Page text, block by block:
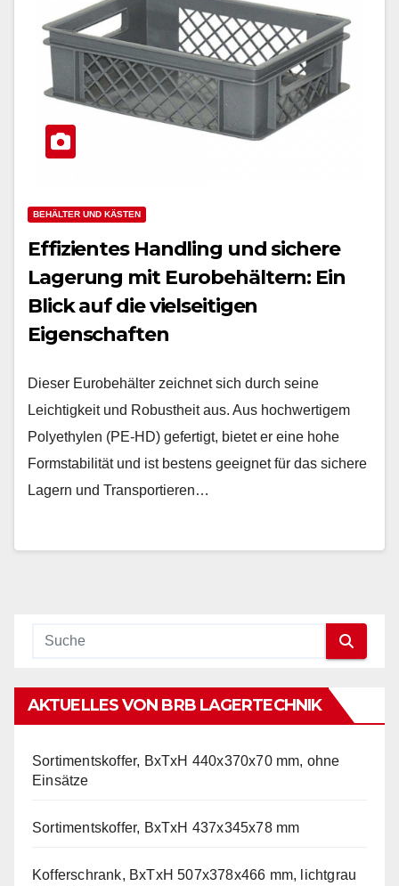
BEHÄLTER UND KÄSTEN
Effizientes Handling und sichere
Lagerung mit Eurobehältern: Ein
Blick auf die vielseitigen
Eigenschaften
Dieser Eurobehälter zeichnet sich durch seine
Leichtigkeit und Robustheit aus. Aus hochwertigem
Polyethylen (PE-HD) gefertigt, bietet er eine hohe
Formstabilität und ist bestens geeignet für das sichere
Lagern und Transportieren…
AKTUELLES VON BRB LAGERTECHNIK
Sortimentskoffer, BxTxH 440x370x70 mm, ohne
Einsätze
Sortimentskoffer, BxTxH 437x345x78 mm
Kofferschrank, BxTxH 507x378x466 mm, lichtgrau